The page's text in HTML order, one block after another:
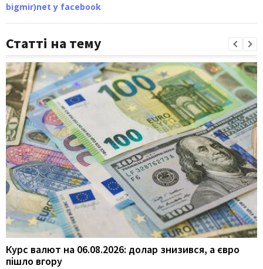
bigmir)net у facebook
Статті на тему
Курс валют на 06.08.2026: долар знизився, а євро
пішло вгору